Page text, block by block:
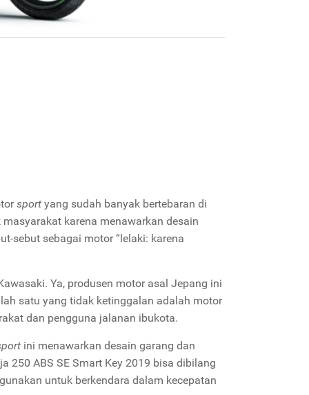
sport yang sudah banyak bertebaran di
karena menawarkan desain
sebut sebagai motor “lelaki: karena
Ya, produsen motor asal Jepang ini
satu yang tidak ketinggalan adalah motor
dan pengguna jalanan ibukota.
ini menawarkan desain garang dan
250 ABS SE Smart Key 2019 bisa dibilang
untuk berkendara dalam kecepatan